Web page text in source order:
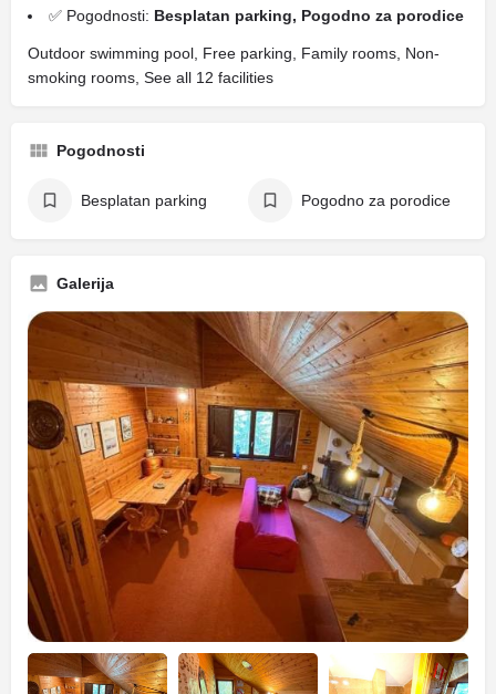
✅ Pogodnosti: Besplatan parking, Pogodno za porodice
Outdoor swimming pool, Free parking, Family rooms, Non-
smoking rooms, See all 12 facilities
Pogodnosti
Besplatan parking Pogodno za porodice
Galerija